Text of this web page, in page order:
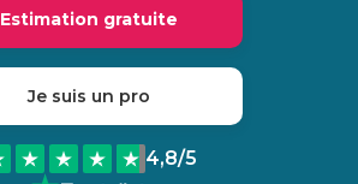
Estimation gratuite
Je suis un pro
4,8/5